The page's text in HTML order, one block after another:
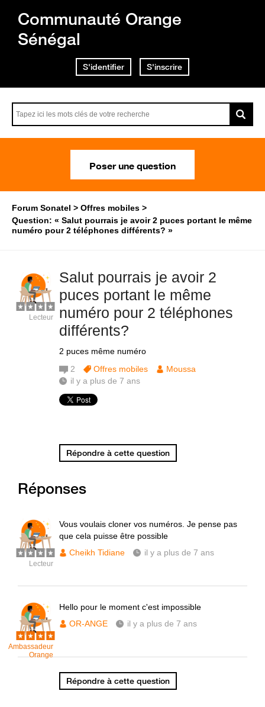
Communauté Orange
Sénégal
S'identifier S'inscrire
Poser une question
Forum Sonatel
Offres mobiles
Question: « Salut pourrais je avoir 2 puces portant le même
numéro pour 2 téléphones différents? »
Salut pourrais je avoir 2
puces portant le même
numéro pour 2 téléphones
différents?
2 puces même numéro
Lecteur
2 Offres mobiles
Moussa
il y a plus de 7 ans
Répondre à cette question
Réponses
Lecteur
Vous voulais cloner vos numéros. Je pense pas
que cela puisse être possible
Cheikh Tidiane
il y a plus de 7 ans
Ambassadeur
Orange
Hello pour le moment c'est impossible
OR-ANGE
il y a plus de 7 ans
Répondre à cette question